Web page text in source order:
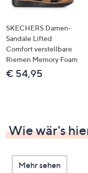
SKECHERS Damen-
Sandale Lifted
Comfort verstellbare
Riemen Memory Foam
€ 54,95
Wie wär's
Mehr sehen